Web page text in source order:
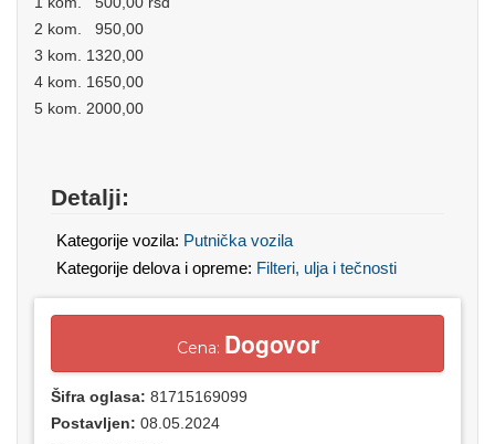
2 kom. 950,00
3 kom. 1320,00
4 kom. 1650,00
5 kom. 2000,00
Detalji:
Kategorije vozila: Putnička vozila
Kategorije delova i opreme: Filteri, ulja i tečnosti
Cena: Dogovor
Šifra oglasa: 81715169099
Postavljen: 08.05.2024